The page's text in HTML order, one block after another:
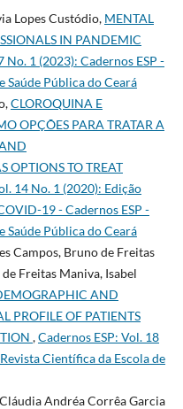
Lopes Custódio, MENTAL
IN PANDEMIC
No. 1 (2023): Cadernos ESP -
Saúde Pública do Ceará
CLOROQUINA E
OPÇÕES PARA TRATAR A
OPTIONS TO TREAT
14 No. 1 (2020): Edição
19 - Cadernos ESP -
Saúde Pública do Ceará
Campos, Bruno de Freitas
Freitas Maniva, Isabel
AND
PROFILE OF PATIENTS
,Cadernos ESP: Vol. 18
Cientí­fica da Escola de
Andréa Corrêa Garcia